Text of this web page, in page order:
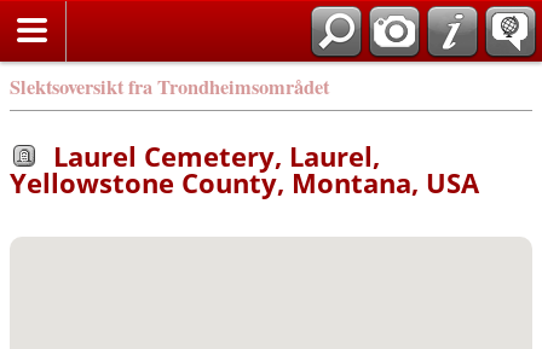
Slektsoversikt fra Trondheimsområdet
Laurel Cemetery, Laurel,
Yellowstone County, Montana, USA